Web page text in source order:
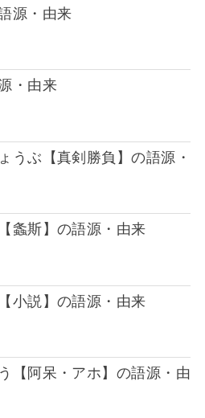
源・由来
・由来
うぶ【真剣勝負】の語源・
螽斯】の語源・由来
小説】の語源・由来
【阿呆・アホ】の語源・由